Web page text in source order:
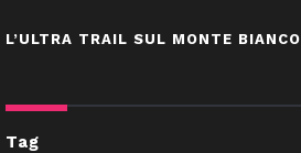
L’ULTRA TRAIL SUL MONTE BIANCO
Tag